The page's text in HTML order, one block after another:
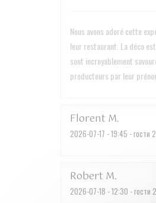
Nous avons adoré cette
leur restaurant. La déco
sont incroyablement
producteurs par leur
Florent M
2026-07-17 - 19:45 - гости 2
Robert M
2026-07-18 - 12:30 - гости 2